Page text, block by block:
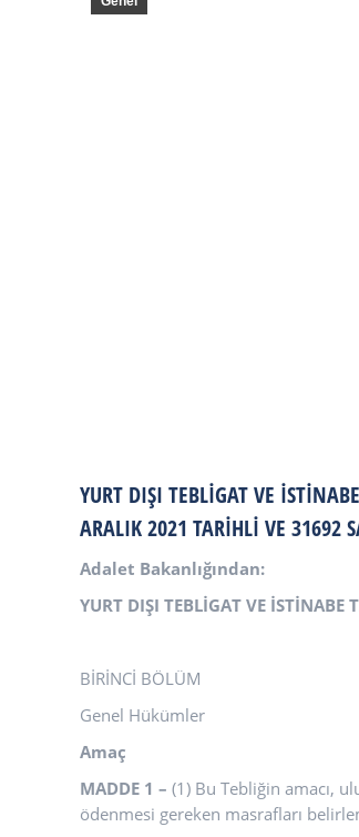
YURT DIŞI TEBLIGAT VE
ARALIK 2021 TARIHLI VE 31692
Adalet Bakanlığından:
YURT DIŞI TEBLİGAT VE İSTİNABE
BİRİNCİ BÖLÜM
Genel Hükümler
Amaç
MADDE 1 – (1) Bu Tebliğin amacı,
ödenmesi gereken masrafları